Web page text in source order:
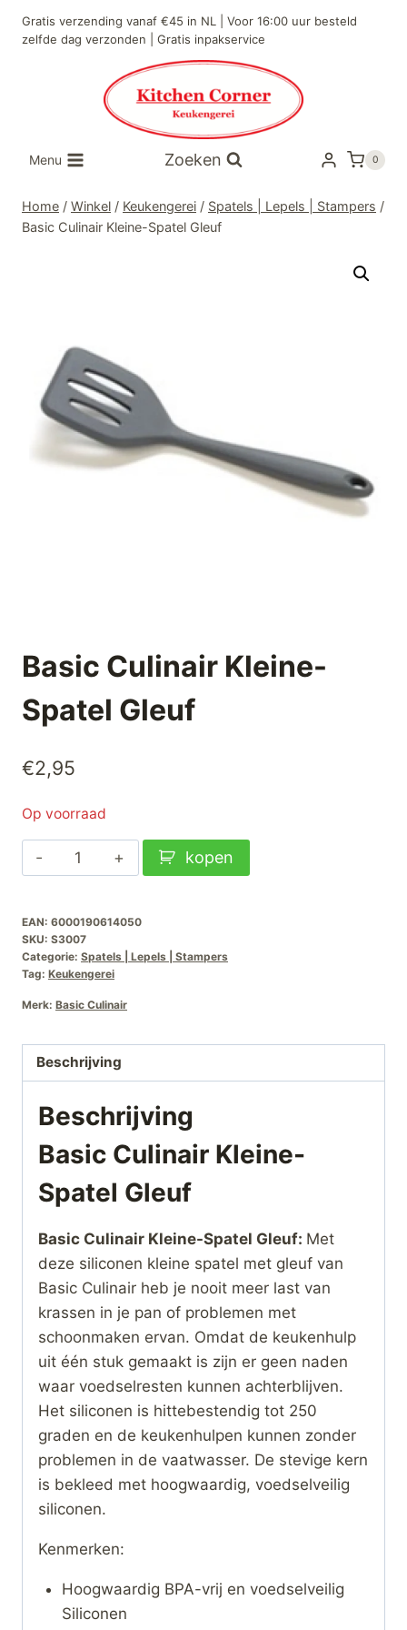
naar
Gratis verzending vanaf €45 in NL | Voor 16:00 uur besteld
zelfde dag verzonden | Gratis inpakservice
Menu Zoeken 0
Home / Winkel / Keukengerei / Spatels | Lepels | Stampers /
Basic Culinair Kleine-Spatel Gleuf
Basic Culinair Kleine-
Spatel Gleuf
€2,95
Op voorraad
Basic
Culinair
Spatel
Gleuf
aantal
kopen
EAN: 6000190614050
SKU: S3007
Categorie: Spatels | Lepels | Stampers
Tag: Keukengerei
Merk: Basic Culinair
Beschrijving
Beschrijving
Basic Culinair Kleine-
Spatel Gleuf
Basic Culinair Kleine-Spatel Gleuf: Met
deze siliconen kleine spatel met gleuf van
Basic Culinair heb je nooit meer last van
krassen in je pan of problemen met
schoonmaken ervan. Omdat de keukenhulp
uit één stuk gemaakt is zijn er geen naden
waar voedselresten kunnen achterblijven.
Het siliconen is hittebestendig tot 250
graden en de keukenhulpen kunnen zonder
problemen in de vaatwasser. De stevige kern
is bekleed met hoogwaardig, voedselveilig
siliconen.
Kenmerken:
Hoogwaardig BPA-vrij en voedselveilig
Siliconen